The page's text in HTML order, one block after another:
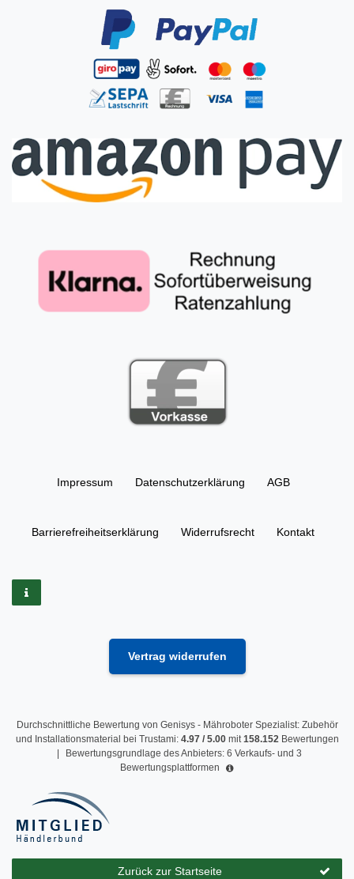
Impressum Daten­schutz­erklärung AGB
Barrierefreiheitserklärung Widerrufs­recht Kontakt
Vertrag widerrufen
Durchschnittliche Bewertung von Genisys - Mähroboter Spezialist: Zubehör
und Installationsmaterial bei Trustami: 4.97/ 5.00mit158.152 Bewertungen
Bewertungsgrundlage des Anbieters: 6 Verkaufs- und 3
Bewertungsplattformen
Zurück zur Startseite